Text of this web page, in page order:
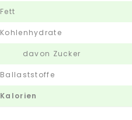
Fett
Kohlenhydrate
davon Zucker
Ballaststoffe
Kalorien